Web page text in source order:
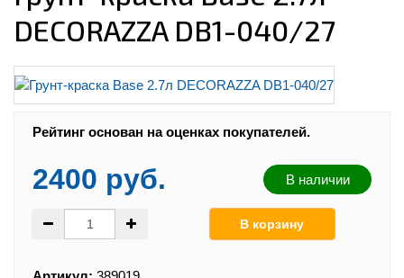
DECORAZZA DB1-040/27
Рейтинг:
Рейтинг основан на оценках покупателей.
2400 руб. В наличии